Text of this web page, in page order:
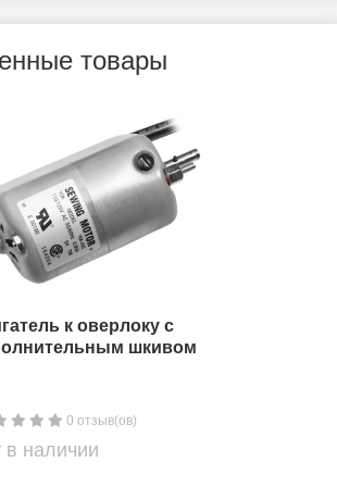
товары
к оверлоку с
шкивом
0 отзыв(ов)
в наличии